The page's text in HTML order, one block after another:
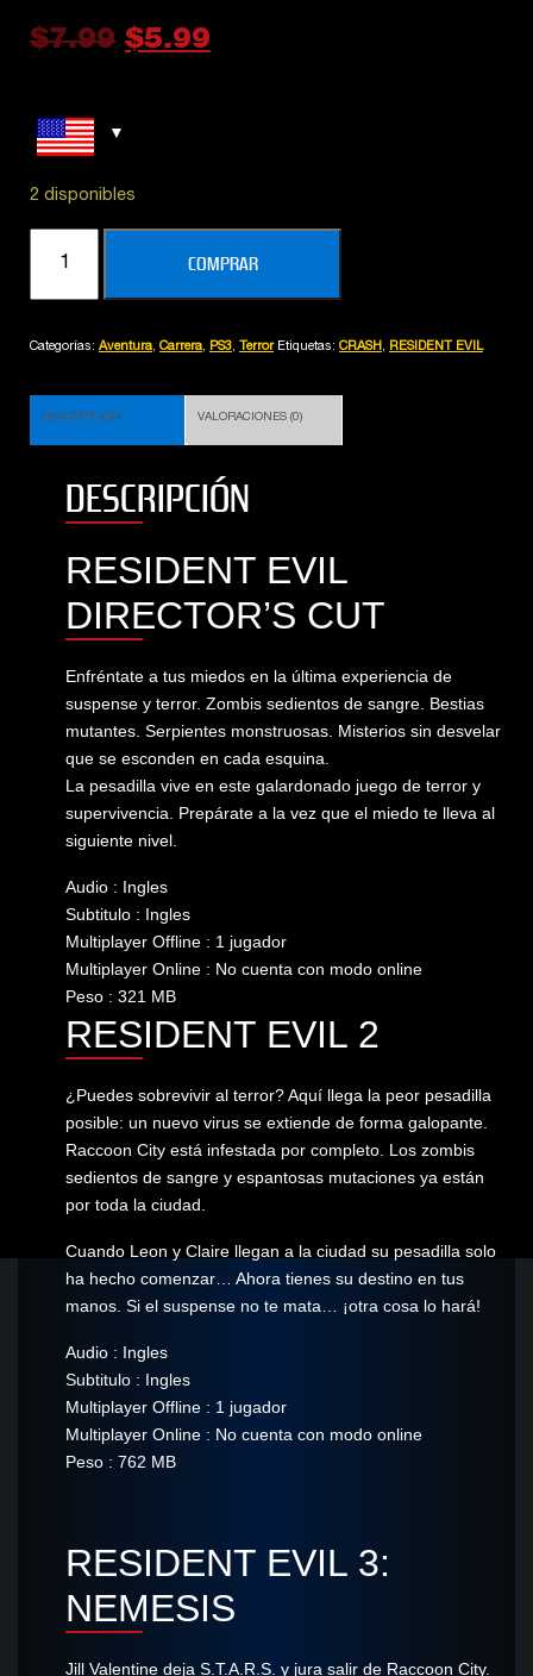
$7.99 $5.99
2 disponibles
RESIDENT
EVIL
2-
CRASH
cantidad
COMPRAR
Categorías: Aventura, Carrera, PS3, Terror Etiquetas: CRASH , RESIDENT EVIL
DESCRIPCIÓN VALORACIONES (0)
DESCRIPCIÓN
RESIDENT EVIL
DIRECTOR’S CUT
Enfréntate a tus miedos en la última experiencia de
suspense y terror. Zombis sedientos de sangre. Bestias
mutantes. Serpientes monstruosas. Misterios sin desvelar
que se esconden en cada esquina.
La pesadilla vive en este galardonado juego de terror y
supervivencia. Prepárate a la vez que el miedo te lleva al
siguiente nivel.
Audio : Ingles
Subtitulo : Ingles
Multiplayer Offline : 1 jugador
Multiplayer Online : No cuenta con modo online
Peso : 321 MB
RESIDENT EVIL 2
¿Puedes sobrevivir al terror? Aquí llega la peor pesadilla
posible: un nuevo virus se extiende de forma galopante.
Raccoon City está infestada por completo. Los zombis
sedientos de sangre y espantosas mutaciones ya están
por toda la ciudad.
Cuando Leon y Claire llegan a la ciudad su pesadilla solo
ha hecho comenzar… Ahora tienes su destino en tus
manos. Si el suspense no te mata… ¡otra cosa lo hará!
Audio : Ingles
Subtitulo : Ingles
Multiplayer Offline : 1 jugador
Multiplayer Online : No cuenta con modo online
Peso : 762 MB
RESIDENT EVIL 3:
NEMESIS
Jill Valentine deja S.T.A.R.S. y jura salir de Raccoon City.